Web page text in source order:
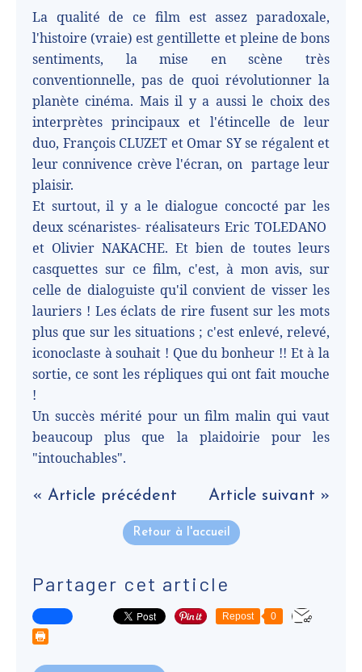
La qualité de ce film est assez paradoxale,
l'histoire (vraie) est gentillette et pleine de bons
sentiments, la mise en scène très
conventionnelle, pas de quoi révolutionner la
planète cinéma. Mais il y a aussi le choix des
interprètes principaux et l'étincelle de leur
duo, François CLUZET et Omar SY se régalent et
leur connivence crève l'écran, on partage leur
plaisir.
Et surtout, il y a le dialogue concocté par les
deux scénaristes- réalisateurs Eric TOLEDANO
et Olivier NAKACHE. Et bien de toutes leurs
casquettes sur ce film, c'est, à mon avis, sur
celle de dialoguiste qu'il convient de visser les
lauriers ! Les éclats de rire fusent sur les mots
plus que sur les situations ; c'est enlevé, relevé,
iconoclaste à souhait ! Que du bonheur !! Et à la
sortie, ce sont les répliques qui ont fait mouche
!
Un succès mérité pour un film malin qui vaut
beaucoup plus que la plaidoirie pour les
"intouchables".
« Article précédent Article suivant »
Retour à l'accueil
Partager cet article
Repost 0